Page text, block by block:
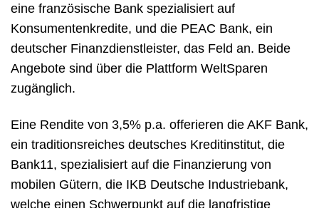
eine französische Bank spezialisiert auf
Konsumentenkredite, und die PEAC Bank, ein
deutscher Finanzdienstleister, das Feld an. Beide
Angebote sind über die Plattform WeltSparen
zugänglich.
Eine Rendite von 3,5% p.a. offerieren die AKF Bank,
ein traditionsreiches deutsches Kreditinstitut, die
Bank11, spezialisiert auf die Finanzierung von
mobilen Gütern, die IKB Deutsche Industriebank,
welche einen Schwerpunkt auf die langfristige